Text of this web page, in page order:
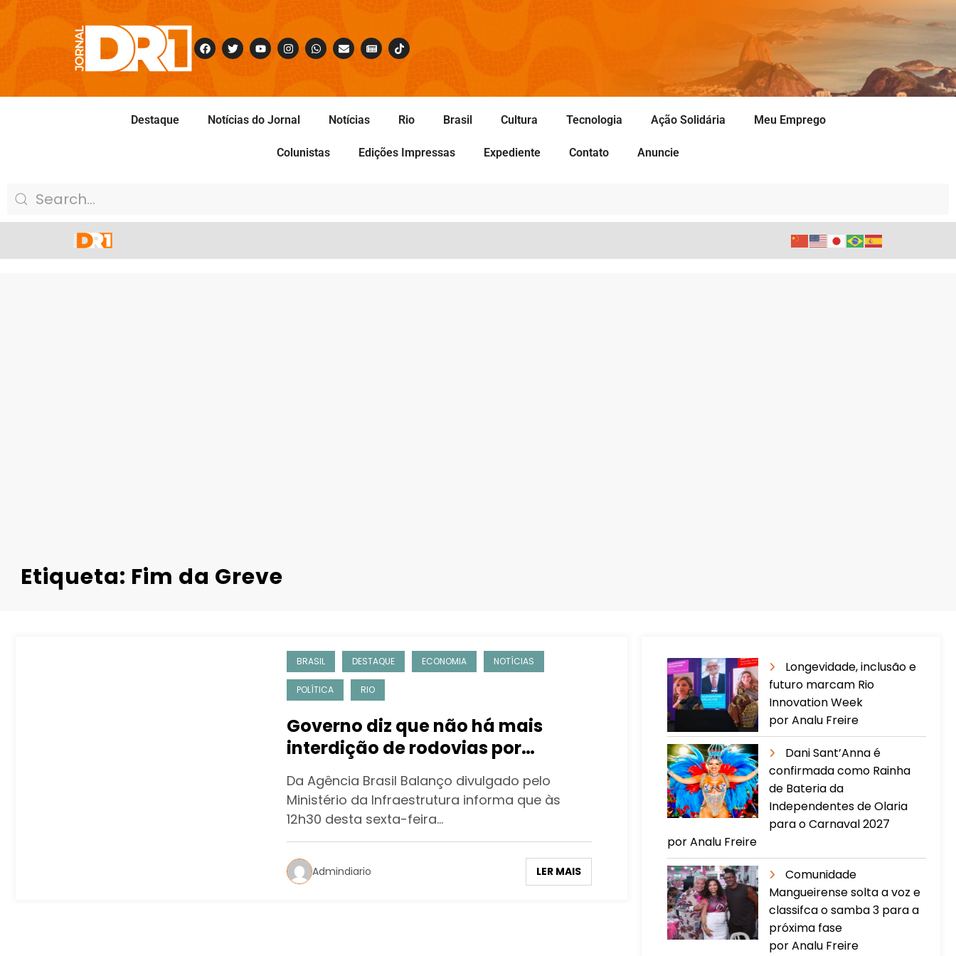
Destaque Notícias do Jornal Notícias Rio Brasil Cultura Tecnologia Ação Solidária Meu Emprego
Colunistas Edições Impressas Expediente Contato Anuncie
Etiqueta: Fim da Greve
BRASIL DESTAQUE ECONOMIA NOTÍCIAS
POLÍTICA RIO
Governo diz que não há mais
interdição de rodovias por
caminhoneiros
Da Agência Brasil Balanço divulgado pelo
Ministério da Infraestrutura informa que às
12h30 desta sexta-feira…
Admindiario LER MAIS
Longevidade, inclusão e
futuro marcam Rio
Innovation Week
por Analu Freire
Dani Sant’Anna é
confirmada como Rainha
de Bateria da
Independentes de Olaria
para o Carnaval 2027
por Analu Freire
Comunidade
Mangueirense solta a voz e
classifca o samba 3 para a
próxima fase
por Analu Freire